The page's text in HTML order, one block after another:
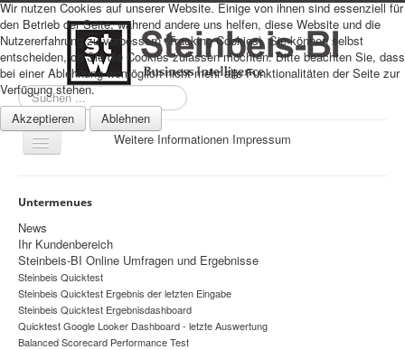
Suchen
...
Navigation
an/aus
Datenschutz
Impressum
Home
Prognosen
Untermenues
News
Ihr Kundenbereich
Steinbeis-BI Online Umfragen und Ergebnisse
Steinbeis Quicktest
Steinbeis Quicktest Ergebnis der letzten Eingabe
Steinbeis Quicktest Ergebnisdashboard
Quicktest Google Looker Dashboard - letzte Auswertung
Balanced Scorecard Performance Test
Wir nutzen Cookies auf unserer Website. Einige von ihnen sind essenziell für
den Betrieb der Seite, während andere uns helfen, diese Website und die
Nutzererfahrung zu verbessern (Tracking Cookies). Sie können selbst
entscheiden, ob Sie die Cookies zulassen möchten. Bitte beachten Sie, dass
bei einer Ablehnung womöglich nicht mehr alle Funktionalitäten der Seite zur
Verfügung stehen.
Akzeptieren
Ablehnen
Weitere Informationen Impressum